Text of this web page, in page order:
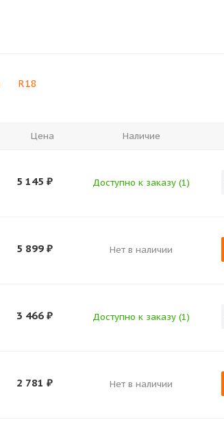
R18
Цена Наличие
5 145 ₽ Доступно к заказу (1)
5 899 ₽ Нет в наличии
3 466 ₽ Доступно к заказу (1)
2 781 ₽ Нет в наличии